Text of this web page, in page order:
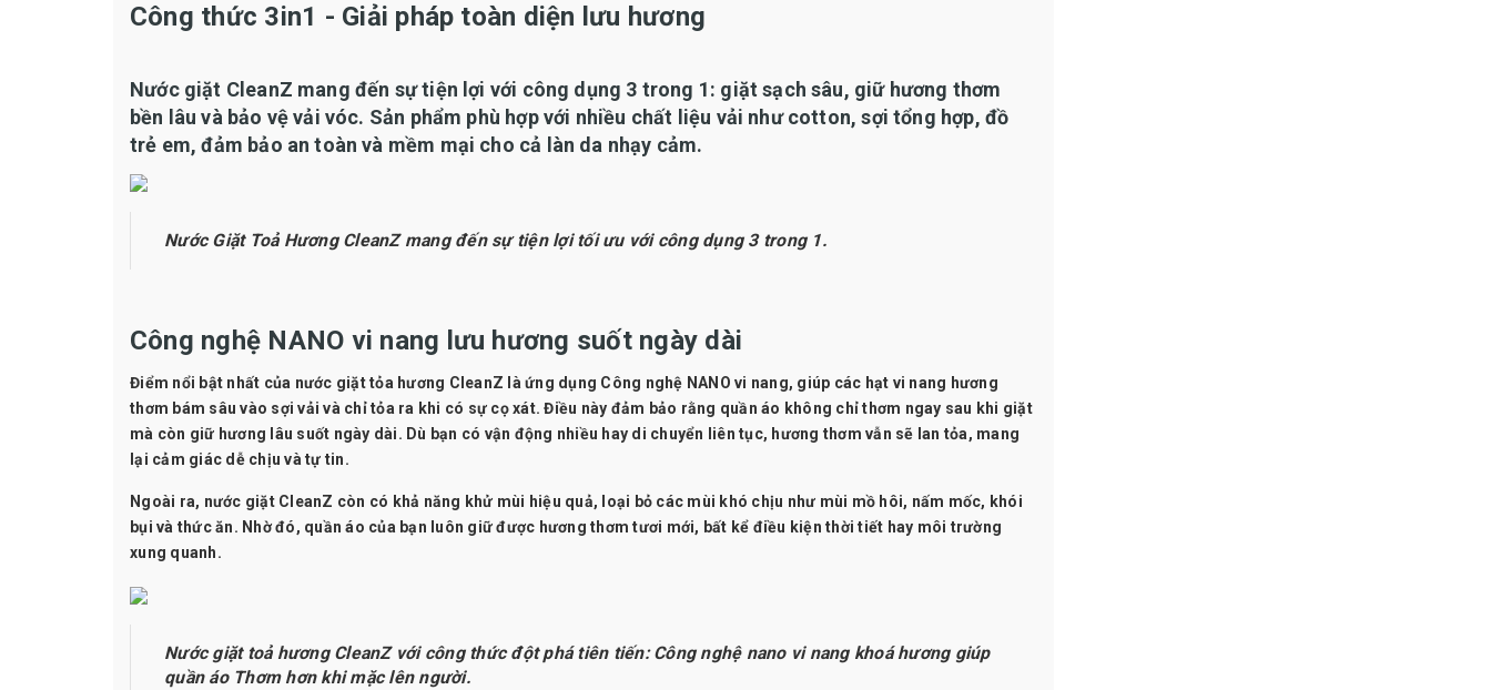
Công thức 3in1 - Giải pháp toàn diện lưu hương
Nước giặt CleanZ mang đến sự tiện lợi với công dụng 3 trong 1: giặt sạch sâu, giữ hương thơm
bền lâu và bảo vệ vải vóc. Sản phẩm phù hợp với nhiều chất liệu vải như cotton, sợi tổng hợp, đồ
trẻ em, đảm bảo an toàn và mềm mại cho cả làn da nhạy cảm.
Nước Giặt Toả Hương CleanZ mang đến sự tiện lợi tối ưu với công dụng 3 trong 1.
Công nghệ NANO vi nang lưu hương suốt ngày dài
Điểm nổi bật nhất của nước giặt tỏa hương CleanZ là ứng dụng Công nghệ NANO vi nang, giúp các hạt vi nang hương
thơm bám sâu vào sợi vải và chỉ tỏa ra khi có sự cọ xát. Điều này đảm bảo rằng quần áo không chỉ thơm ngay sau khi giặt
mà còn giữ hương lâu suốt ngày dài. Dù bạn có vận động nhiều hay di chuyển liên tục, hương thơm vẫn sẽ lan tỏa, mang
lại cảm giác dễ chịu và tự tin.
Ngoài ra, nước giặt CleanZ còn có khả năng khử mùi hiệu quả, loại bỏ các mùi khó chịu như mùi mồ hôi, nấm mốc, khói
bụi và thức ăn. Nhờ đó, quần áo của bạn luôn giữ được hương thơm tươi mới, bất kể điều kiện thời tiết hay môi trường
xung quanh.
Nước giặt toả hương CleanZ với công thức đột phá tiên tiến: Công nghệ nano vi nang khoá hương giúp
quần áo Thơm hơn khi mặc lên người.